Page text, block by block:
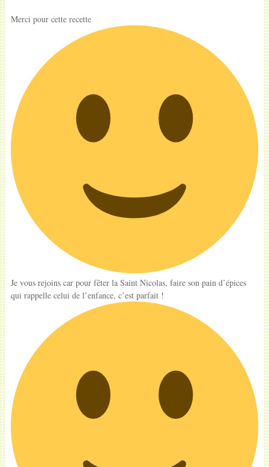
Merci pour cette recette
Je vous rejoins car pour fêter la Saint Nicolas, faire son pain d’épices
qui rappelle celui de l’enfance, c’est parfait !